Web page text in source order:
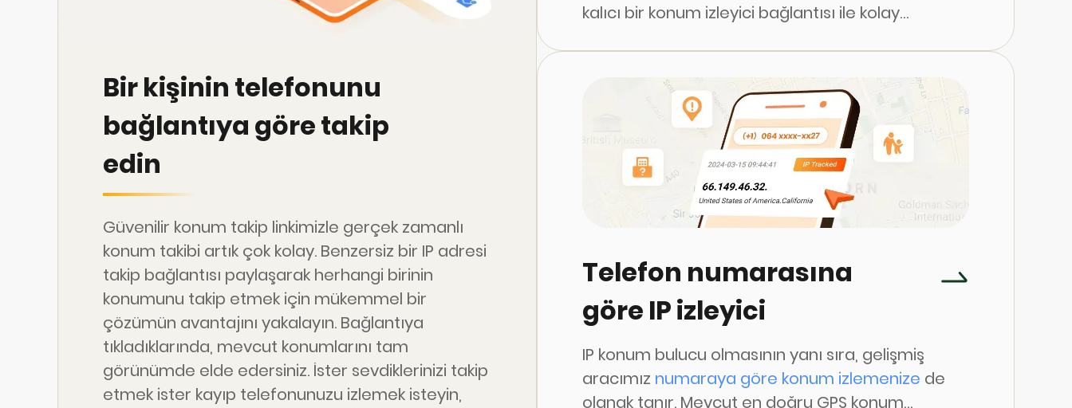
Bir kişinin telefonunu
bağlantıya göre takip
edin
Güvenilir konum takip linkimizle gerçek zamanlı
konum takibi artık çok kolay. Benzersiz bir IP adresi
takip bağlantısı paylaşarak herhangi birinin
konumunu takip etmek için mükemmel bir
çözümün avantajını yakalayın. Bağlantıya
tıkladıklarında, mevcut konumlarını tam
görünümde elde edersiniz. İster sevdiklerinizi takip
etmek ister kayıp telefonunuzu izlemek isteyin,
kalıcı bir konum izleyici bağlantısı ile kolay
paylaşmak için mükemmeldir. Bu bağlantı izleyici,
başkalarıyla bağlantıda kalmanın ve hareketlerini
bir harita üzerinde izlemenin uygun bir yoludur.
Telefon numarasına
göre IP izleyici
IP konum bulucu olmasının yanı sıra, gelişmiş
aracımız numaraya göre konum izlemenize de
olanak tanır. Mevcut en doğru GPS konum